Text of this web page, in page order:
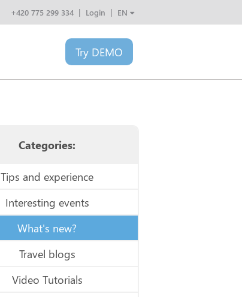
CZ
SK
PL
+420 775 299 334 Login EN
Try DEMO
Categories:
Tips and experience
Interesting events
What's new?
Travel blogs
Video Tutorials